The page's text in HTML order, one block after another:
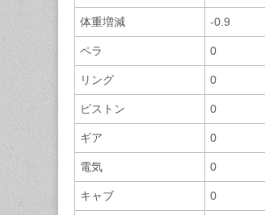
体重増減 -0.9
ペラ 0
リング 0
ピストン 0
ギア 0
電気 0
キャブ 0